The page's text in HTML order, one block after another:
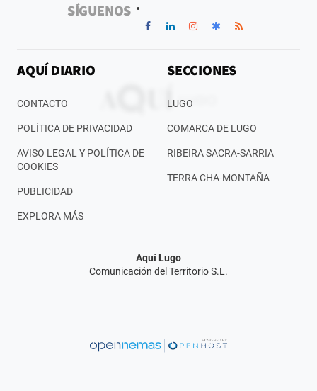
SÍGUENOS
AQUÍ DIARIO
CONTACTO
POLÍTICA DE PRIVACIDAD
AVISO LEGAL Y POLÍTICA DE
COOKIES
PUBLICIDAD
EXPLORA MÁS
SECCIONES
LUGO
COMARCA DE LUGO
RIBEIRA SACRA-SARRIA
TERRA CHA-MONTAÑA
Aquí Lugo
Comunicación del Territorio S.L.